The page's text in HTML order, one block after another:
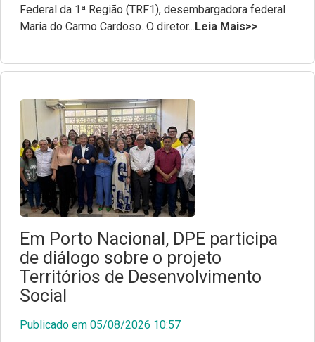
Federal da 1ª Região (TRF1), desembargadora federal
Maria do Carmo Cardoso. O diretor...Leia Mais>>
Em Porto Nacional, DPE participa
de diálogo sobre o projeto
Territórios de Desenvolvimento
Social
Publicado em 05/08/2026 10:57